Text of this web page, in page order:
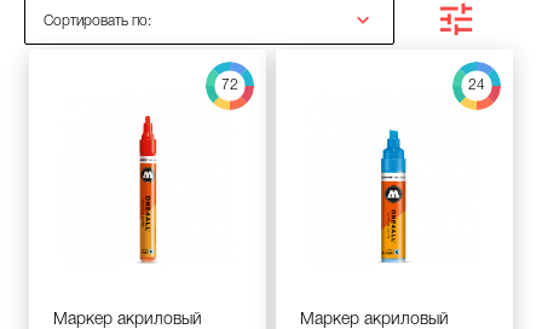
Сортировать по:
72
Маркер акриловый
24
Маркер акриловый